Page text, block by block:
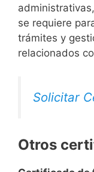
se requiere
trámites y
relacionados
Solicitar
Otros